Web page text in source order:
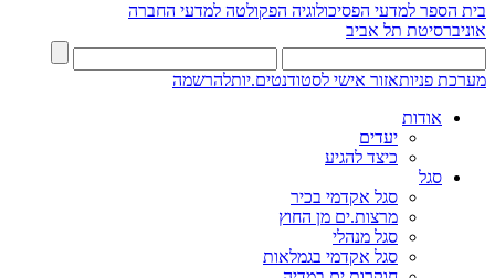
בית הספר למדעי הפסיכולוגיה הפקולטה למדעי החברה
אוניברסיטת תל אביב
מערכת פניותאזור אישי לסטודנטים.יותלהרשמה
אודות
יעדים
כיצד להגיע
סגל
סגל אקדמי בכיר
מרצות.ים מן החוץ
סגל מנהלי
סגל אקדמי בגמלאות